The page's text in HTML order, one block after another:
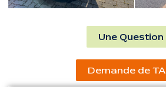
Une Question
Demande de